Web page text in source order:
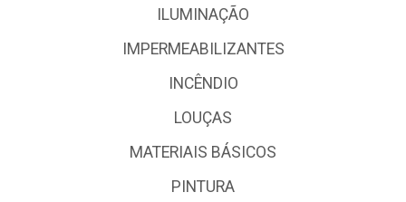
ILUMINAÇÃO
IMPERMEABILIZANTES
INCÊNDIO
LOUÇAS
MATERIAIS BÁSICOS
PINTURA